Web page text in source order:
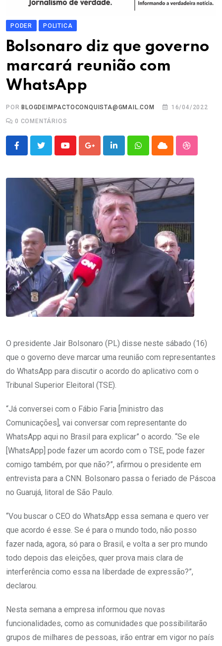
PODER POLITICA
Bolsonaro diz que governo
marcará reunião com
WhatsApp
POR BLOGDEIMPACTOCONQUISTA@GMAIL.COM
16/04/2022
0 COMENTÁRIOS
YoutubeGoogle+LinkedInWhatsappCloud
O presidente Jair Bolsonaro (PL) disse neste sábado (16)
que o governo deve marcar uma reunião com representantes
do WhatsApp para discutir o acordo do aplicativo com o
Tribunal Superior Eleitoral (TSE).
“Já conversei com o Fábio Faria [ministro das
Comunicações], vai conversar com representante do
WhatsApp aqui no Brasil para explicar” o acordo. “Se ele
[WhatsApp] pode fazer um acordo com o TSE, pode fazer
comigo também, por que não?”, afirmou o presidente em
entrevista para a CNN. Bolsonaro passa o feriado de Páscoa
no Guarujá, litoral de São Paulo.
“Vou buscar o CEO do WhatsApp essa semana e quero ver
que acordo é esse. Se é para o mundo todo, não posso
fazer nada, agora, só para o Brasil, e volta a ser pro mundo
todo depois das eleições, quer prova mais clara de
interferência como essa na liberdade de expressão?”,
declarou.
Nesta semana a empresa informou que novas
funcionalidades, como as comunidades que possibilitarão
grupos de milhares de pessoas, irão entrar em vigor no país